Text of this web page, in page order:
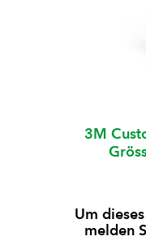
3M
Um
melden